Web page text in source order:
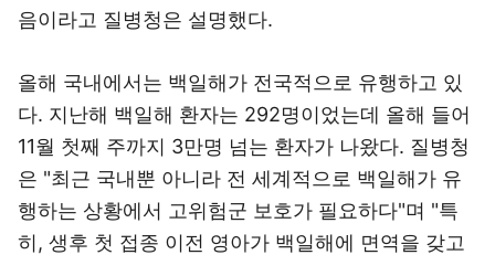
음이라고 질병청은 설명했다.
올해 국내에서는 백일해가 전국적으로 유행하고 있
다. 지난해 백일해 환자는 292명이었는데 올해 들어
11월 첫째 주까지 3만명 넘는 환자가 나왔다. 질병청
은 "최근 국내뿐 아니라 전 세계적으로 백일해가 유
행하는 상황에서 고위험군 보호가 필요하다"며 "특
히, 생후 첫 접종 이전 영아가 백일해에 면역을 갖고